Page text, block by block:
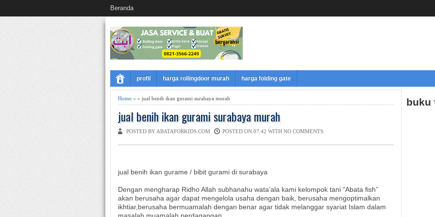
Beranda
profil harga rollingdoor murah harga folding gate
Home » » jual benih ikan gurami surabaya murah
jual benih ikan gurami surabaya murah
POSTED BY ABATAFORKIDS.COM POSTED ON 07.42 WITH NO COMMENTS
jual benih ikan gurame / bibit gurami di surabaya
Dengan mengharap Ridho Allah subhanahu wata’ala kami kelompok tani “Abata fish”
akan berusaha agar dapat mengelola usaha dengan baik, berusaha mengoptimalkan
ikhtiar,berusaha bermuamalah dengan benar agar tidak melanggar syariat Islam dalam
buku